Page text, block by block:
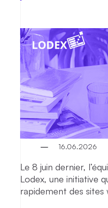
16.06.2026
Le 8 juin dernier,
Lodex, une initiative
rapidement des sites